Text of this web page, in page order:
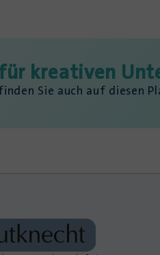
kreativen
Sie auch auf diesen